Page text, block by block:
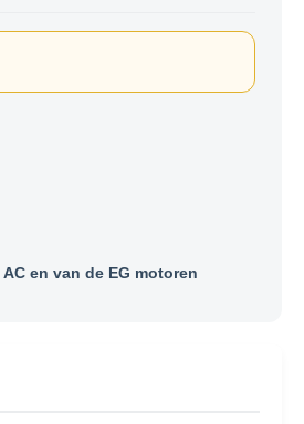
en van de EG motoren